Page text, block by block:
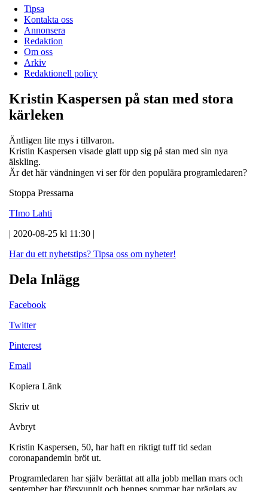
Tipsa
Kontakta oss
Annonsera
Redaktion
Om oss
Arkiv
Redaktionell policy
Kristin Kaspersen på stan med stora
kärleken
Äntligen lite mys i tillvaron.
Kristin Kaspersen visade glatt upp sig på stan med sin nya
älskling.
Är det här vändningen vi ser för den populära programledaren?
Stoppa Pressarna
TImo Lahti
| 2020-08-25 kl 11:30 |
Har du ett nyhetstips? Tipsa oss om nyheter!
Dela Inlägg
Facebook
Twitter
Pinterest
Email
Kopiera Länk
Skriv ut
Avbryt
Kristin Kaspersen, 50, har haft en riktigt tuff tid sedan
coronapandemin bröt ut.
Programledaren har själv berättat att alla jobb mellan mars och
september har försvunnit och hennes sommar har präglats av